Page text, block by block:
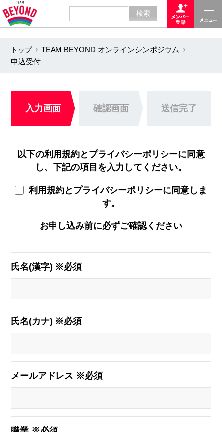
トップ
TEAM BEYOND オンラインシンポジウム
申込受付
入力画面 確認画面 送信完了
以下の利用規約とプライバシーポリシーに同意
し、下記の項目を入力してください。
利用規約と プライバシーポリシーに同意しま
す。
お申し込み前に必ずご確認ください
氏名(漢字) ※必須
氏名(カナ) ※必須
メールアドレス ※必須